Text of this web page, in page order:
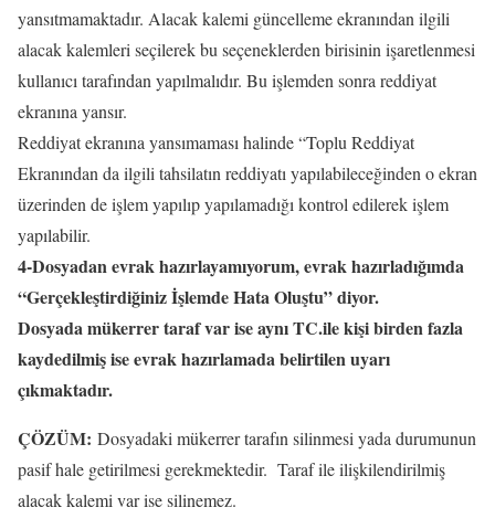
yansıtmamaktadır. Alacak kalemi güncelleme ekranından ilgili
alacak kalemleri seçilerek bu seçeneklerden birisinin işaretlenmesi
kullanıcı tarafından yapılmalıdır. Bu işlemden sonra reddiyat
ekranına yansır.
Reddiyat ekranına yansımaması halinde “Toplu Reddiyat
Ekranından da ilgili tahsilatın reddiyatı yapılabileceğinden o ekran
üzerinden de işlem yapılıp yapılamadığı kontrol edilerek işlem
yapılabilir.
4-Dosyadan evrak hazırlayamıyorum, evrak hazırladığımda
“Gerçekleştirdiğiniz İşlemde Hata Oluştu” diyor.
Dosyada mükerrer taraf var ise aynı TC.ile kişi birden fazla
kaydedilmiş ise evrak hazırlamada belirtilen uyarı
çıkmaktadır.
ÇÖZÜM: Dosyadaki mükerrer tarafın silinmesi yada durumunun
pasif hale getirilmesi gerekmektedir. Taraf ile ilişkilendirilmiş
alacak kalemi var ise silinemez.